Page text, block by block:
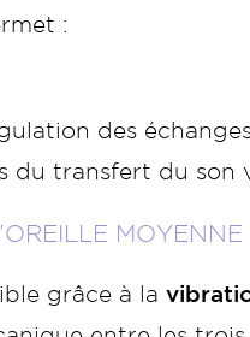
:
des
transfert du son
MOYENNE
grâce à la